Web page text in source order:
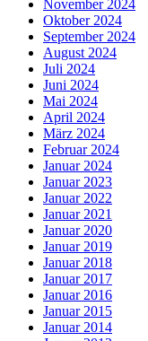
November 2024
Oktober 2024
September 2024
August 2024
Juli 2024
Juni 2024
Mai 2024
April 2024
März 2024
Februar 2024
Januar 2024
Januar 2023
Januar 2022
Januar 2021
Januar 2020
Januar 2019
Januar 2018
Januar 2017
Januar 2016
Januar 2015
Januar 2014